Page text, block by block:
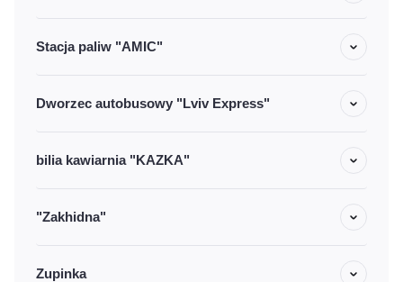
Stacja paliw "AMIC"
Dworzec autobusowy "Lviv Express"
bilia kawiarnia "KAZKA"
"Zakhidna"
Zupinka